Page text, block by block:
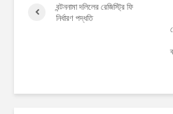
বন্টননামা দলিলের রেজিস্ট্রি ফি
নির্ধারণ পদ্ধতি